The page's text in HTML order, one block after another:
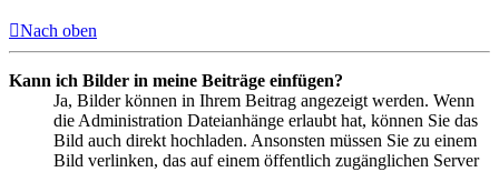
Nach oben
Kann ich Bilder in meine Beiträge einfügen?
Ja, Bilder können in Ihrem Beitrag angezeigt werden. Wenn
die Administration Dateianhänge erlaubt hat, können Sie das
Bild auch direkt hochladen. Ansonsten müssen Sie zu einem
Bild verlinken, das auf einem öffentlich zugänglichen Server